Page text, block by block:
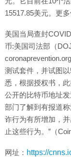
15517.85美元。更
美国当局查封
币:美国司法部（
测试套件，并试图
悉，根据授权书，
公开的比特币地址
部门了解到有报道
诈行为有所增加，
止这些行为。”（
网址： https://